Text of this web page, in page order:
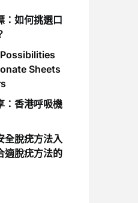
：如何挑選口
Sheets
：香港呼吸機
全脫疣方法入
適脫疣方法的